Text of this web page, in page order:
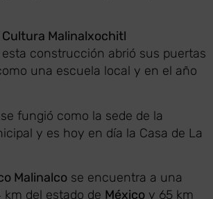
Cultura Malinalxochitl
construcción abrió sus puertas
una escuela local y en el año
fungió como la sede de la
y es hoy en día la Casa de La
Malinalco se encuentra a una
km del estado de México y 65 km